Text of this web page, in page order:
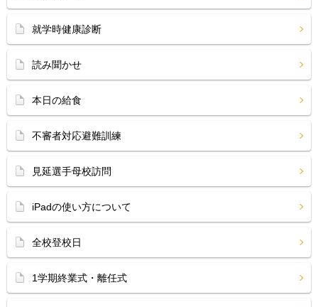
就学時健康診断
読み聞かせ
本日の給食
不審者対応避難訓練
見延選手母校訪問
iPadの使い方について
全校登校日
1学期終業式・離任式